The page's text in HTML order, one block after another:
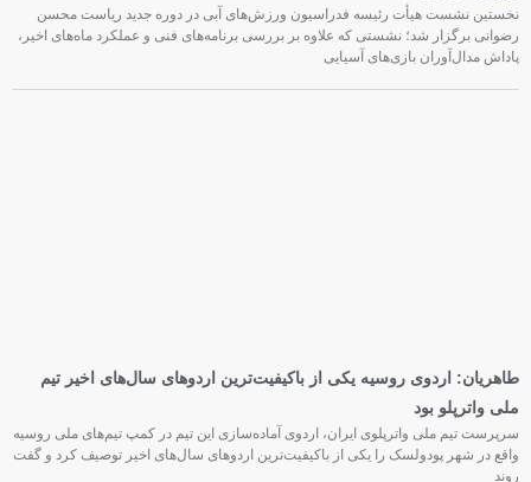
نخستین نشست هیأت رئیسه فدراسیون ورزش‌های آبی در دوره جدید ریاست محسن
رضوانی برگزار شد؛ نشستی که علاوه بر بررسی برنامه‌های فنی و عملکرد ماه‌های اخیر،
پاداش مدال‌آوران بازی‌های آسیایی
طاهریان: اردوی روسیه یکی از باکیفیت‌ترین اردوهای سال‌های اخیر تیم
ملی واترپلو بود
سرپرست تیم ملی واترپلوی ایران، اردوی آماده‌سازی این تیم در کمپ تیم‌های ملی روسیه
واقع در شهر پودولسک را یکی از باکیفیت‌ترین اردوهای سال‌های اخیر توصیف کرد و گفت
روند